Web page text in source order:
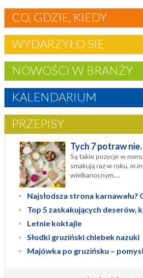
CO, GDZIE, KIEDY
WYDARZYŁO SIĘ
NOWOŚCI W BRANŻY
KALENDARIUM
PRZEPISY
Tych 7 potraw
Są takie pozycje w
smakują raz w roku,
wielkanocnym.…
Najsłodsza strona karnawału?
Top 5 zaskakujących deserów,
Letnie koktajle
Słodki gruziński chlebek nazuki
Majówka po gruzińsku –